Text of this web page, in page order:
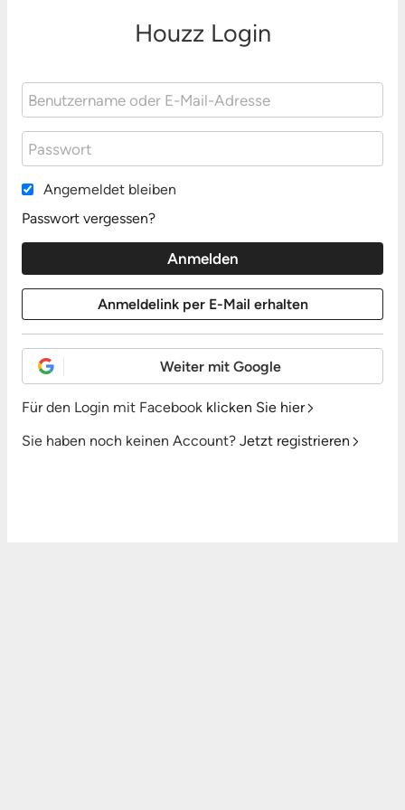
Houzz Login
Angemeldet bleiben
Passwort vergessen?
Weiter mit Google
Für den Login mit Facebook klicken Sie hier
Sie haben noch keinen Account? Jetzt registrieren